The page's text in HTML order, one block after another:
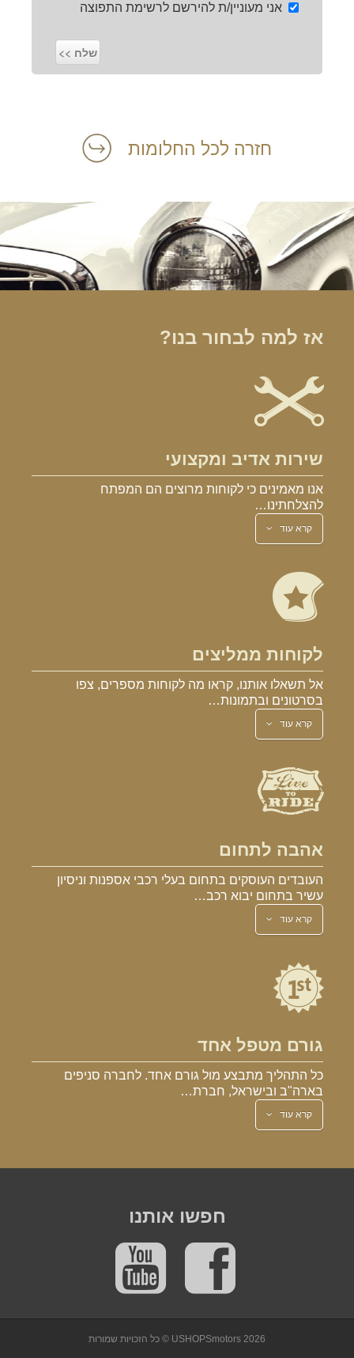
אני מעוניין/ת להירשם לרשימת התפוצה
חזרה לכל החלומות
אז למה לבחור בנו?
שירות אדיב ומקצועי
אנו מאמינים כי לקוחות מרוצים הם המפתח
להצלחתינו…
קרא עוד
לקוחות ממליצים
אל תשאלו אותנו, קראו מה לקוחות מספרים, צפו
בסרטונים ובתמונות…
קרא עוד
אהבה לתחום
העובדים העוסקים בתחום בעלי רכבי אספנות וניסיון
עשיר בתחום יבוא רכב…
קרא עוד
גורם מטפל אחד
כל התהליך מתבצע מול גורם אחד. לחברה סניפים
בארה"ב ובישראל, חברת…
קרא עוד
חפשו אותנו
USHOPSmotors 2026 © כל הזכויות שמורות